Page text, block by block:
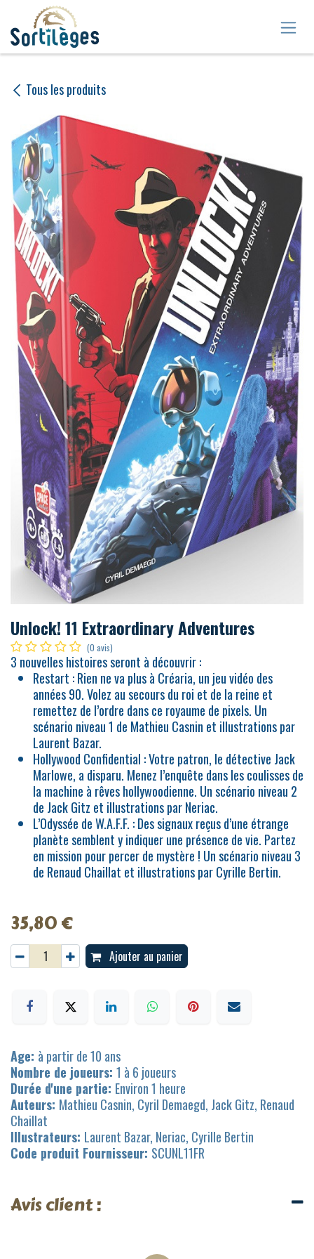
Se rendre au contenu
Tous les produits
Unlock! 11 Extraordinary Adventures
(0 avis)
3 nouvelles histoires seront à découvrir :
Restart : Rien ne va plus à Créaria, un jeu vidéo des
années 90. Volez au secours du roi et de la reine et
remettez de l’ordre dans ce royaume de pixels. Un
scénario niveau 1 de Mathieu Casnin et illustrations par
Laurent Bazar.
Hollywood Confidential : Votre patron, le détective Jack
Marlowe, a disparu. Menez l’enquête dans les coulisses de
la machine à rêves hollywoodienne. Un scénario niveau 2
de Jack Gitz et illustrations par Neriac.
L’Odyssée de W.A.F.F. : Des signaux reçus d’une étrange
planète semblent y indiquer une présence de vie. Partez
en mission pour percer de mystère ! Un scénario niveau 3
de Renaud Chaillat et illustrations par Cyrille Bertin.
35,80€
Ajouter au panier
Age: à partir de 10 ans
Nombre de joueurs: 1 à 6 joueurs
Durée d'une partie: Environ 1 heure
Auteurs: Mathieu Casnin, Cyril Demaegd, Jack Gitz, Renaud
Chaillat
Illustrateurs: Laurent Bazar, Neriac, Cyrille Bertin
Code produit Fournisseur: SCUNL11FR
Avis client :